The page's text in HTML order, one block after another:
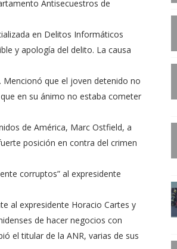
Antisecuestros de
en Delitos Informáticos
y apología del delito. La causa
Mencionó que el joven detenido no
en su ánimo no estaba cometer
de América, Marc Ostfield, a
posición en contra del crimen
corruptos” al expresidente
al expresidente Horacio Cartes y
de hacer negocios con
el titular de la ANR, varias de sus